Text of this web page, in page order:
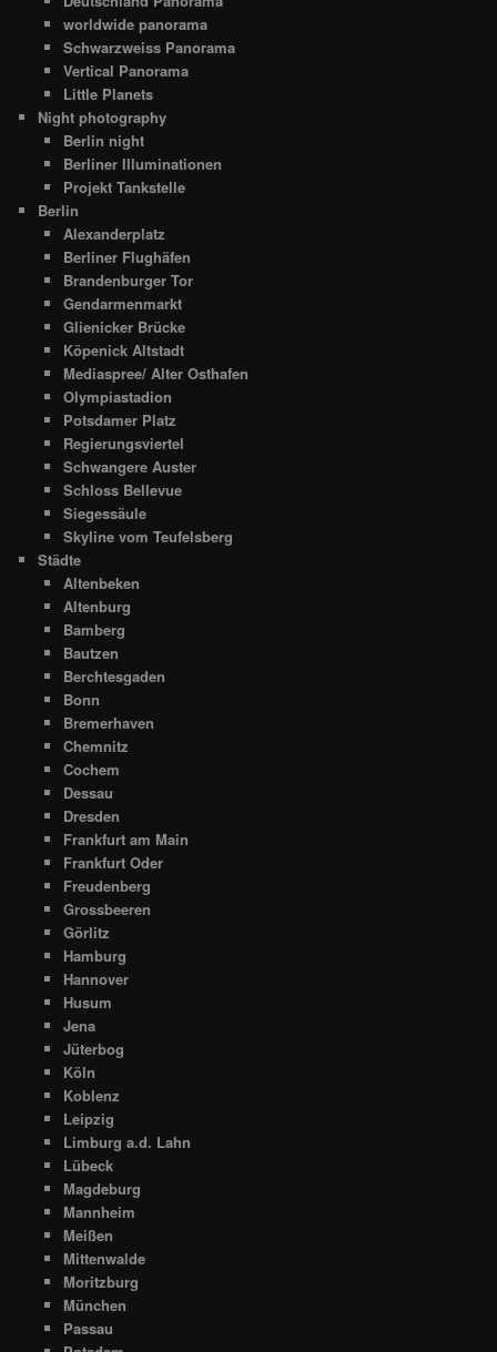
worldwide panorama
Schwarzweiss Panorama
Vertical Panorama
Little Planets
Night photography
Berlin night
Berliner Illuminationen
Projekt Tankstelle
Berlin
Alexanderplatz
Berliner Flughäfen
Brandenburger Tor
Gendarmenmarkt
Glienicker Brücke
Köpenick Altstadt
Mediaspree/ Alter Osthafen
Olympiastadion
Potsdamer Platz
Regierungsviertel
Schwangere Auster
Schloss Bellevue
Siegessäule
Skyline vom Teufelsberg
Städte
Altenbeken
Altenburg
Bamberg
Bautzen
Berchtesgaden
Bonn
Bremerhaven
Chemnitz
Cochem
Dessau
Dresden
Frankfurt am Main
Frankfurt Oder
Freudenberg
Grossbeeren
Görlitz
Hamburg
Hannover
Husum
Jena
Jüterbog
Köln
Koblenz
Leipzig
Limburg a.d. Lahn
Lübeck
Magdeburg
Mannheim
Meißen
Mittenwalde
Moritzburg
München
Passau